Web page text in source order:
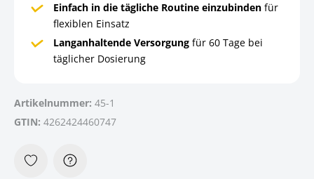
Einfach in die tägliche Routine einzubinden für
flexiblen Einsatz
Langanhaltende Versorgung für 60 Tage bei
täglicher Dosierung
Artikelnummer: 45-1
GTIN: 4262424460747